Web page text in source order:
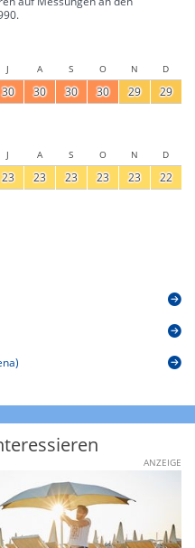
J A S O N D
30 30 30 30 29 29
J A S O N D
23 23 23 23 23 22
ANZEIGE